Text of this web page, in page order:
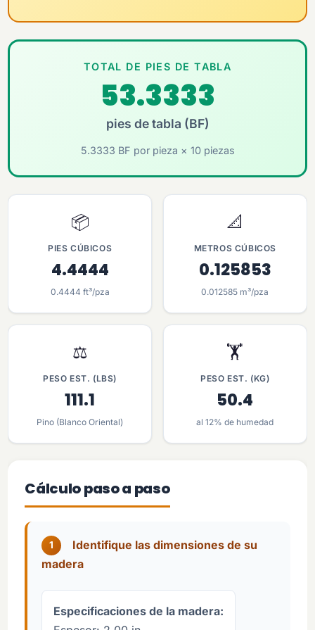
TOTAL DE PIES DE TABLA
53.3333
pies de tabla (BF)
5.3333 BF por pieza × 10 piezas
📦
PIES CÚBICOS
4.4444
0.4444 ft³/pza
📐
METROS CÚBICOS
0.125853
0.012585 m³/pza
⚖️
PESO EST. (LBS)
111.1
Pino (Blanco Oriental)
🏋️
PESO EST. (KG)
50.4
al 12% de humedad
Cálculo paso a paso
1
Identifique las dimensiones de su
madera
Especificaciones de la madera: